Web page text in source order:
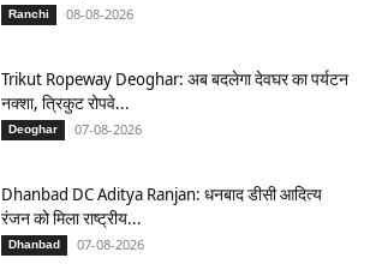
Ranchi 08-08-2026
Trikut Ropeway Deoghar: अब बदलेगा देवघर का पर्यटन
नक्शा, त्रिकुट रोपवे...
Deoghar 07-08-2026
Dhanbad DC Aditya Ranjan: धनबाद डीसी आदित्य
रंजन को मिला राष्ट्रीय...
Dhanbad 07-08-2026